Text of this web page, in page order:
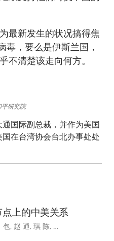
最新发生的状况搞得焦
，要么是伊斯兰国，
不清楚该走向何方。
平研究院
国际副总裁，并作为美国
在台湾协会台北办事处处
上的中美关系
包, 赵 通, 琪 陈, …